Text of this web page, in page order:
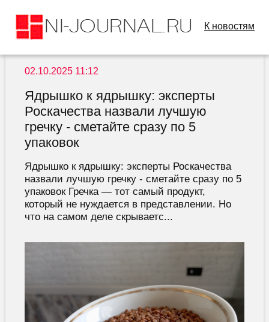
К новостям
02.10.2025 11:12
Ядрышко к ядрышку: эксперты
Роскачества назвали лучшую
гречку - сметайте сразу по 5
упаковок
Ядрышко к ядрышку: эксперты Роскачества
назвали лучшую гречку - сметайте сразу по 5
упаковок Гречка — тот самый продукт,
который не нуждается в представлении. Но
что на самом деле скрываетс...